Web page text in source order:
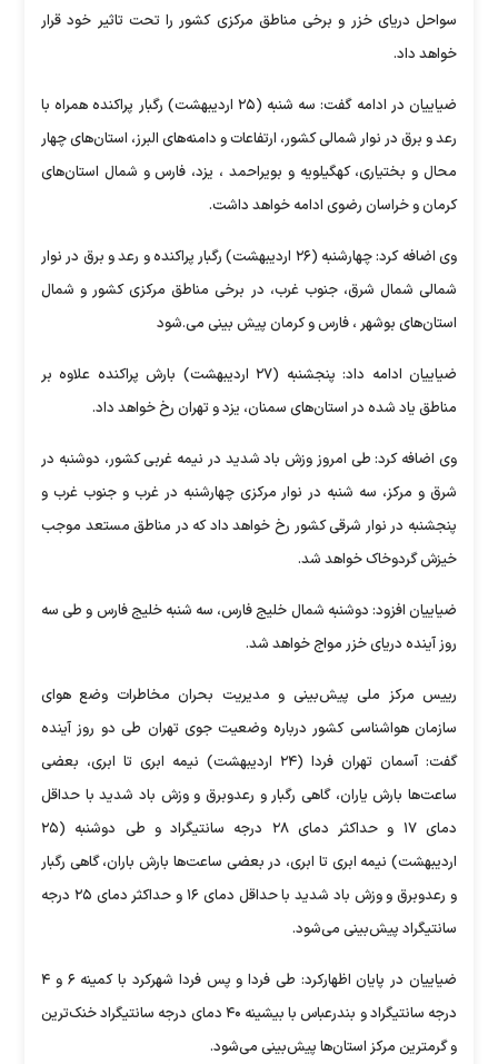
سواحل دریای خزر و برخی مناطق مرکزی کشور را تحت تاثیر خود قرار
خواهد داد.
ضیاییان در ادامه گفت: سه شنبه (۲۵ اردیبهشت) رگبار پراکنده همراه با
رعد و برق در نوار شمالی کشور، ارتفاعات و دامنه‌های البرز، استان‌های چهار
محال و بختیاری، کهگیلویه و بویراحمد ، یزد، فارس و شمال استان‌های
کرمان و خراسان رضوی ادامه خواهد داشت.
وی اضافه کرد: چهارشنبه (۲۶ اردیبهشت) رگبار پراکنده و رعد و برق در نوار
شمالی شمال شرق، جنوب غرب، در برخی مناطق مرکزی کشور و شمال
استان‌های بوشهر ، فارس و کرمان پیش بینی می.شود
ضیاییان ادامه داد: پنجشنبه (۲۷ اردیبهشت) بارش پراکنده علاوه بر
مناطق یاد شده در استان‌های سمنان، یزد و تهران رخ خواهد داد.
وی اضافه کرد: طی امروز وزش باد شدید در نیمه غربی کشور، دوشنبه در
شرق و مرکز، سه شنبه در نوار مرکزی چهارشنبه در غرب و جنوب غرب و
پنجشنبه در نوار شرقی کشور رخ خواهد داد که در مناطق مستعد موجب
خیزش گردوخاک خواهد شد.
ضیاییان افزود: دوشنبه شمال خلیج فارس، سه شنبه خلیج فارس و طی سه
روز آینده دریای خزر مواج خواهد شد.
رییس مرکز ملی پیش‌بینی و مدیریت بحران مخاطرات وضع هوای
سازمان هواشناسی کشور درباره وضعیت جوی تهران طی دو روز آینده
گفت: آسمان تهران فردا (۲۴ اردیبهشت) نیمه ابری تا ابری، بعضی
ساعت‌ها بارش یاران، گاهی رگبار و رعدوبرق و وزش باد شدید با حداقل
دمای ۱۷ و حداکثر دمای ۲۸ درجه سانتیگراد و طی دوشنبه (۲۵
اردیبهشت) نیمه ابری تا ابری، در بعضی ساعت‌ها بارش باران، گاهی رگبار
و رعدوبرق و وزش باد شدید با حداقل دمای ۱۶ و حداکثر دمای ۲۵ درجه
سانتیگراد پیش‌بینی می‌شود.
ضیاییان در پایان اظهارکرد: طی فردا و پس فردا شهرکرد با کمینه ۶ و ۴
درجه سانتیگراد و بندرعباس با بیشینه ۴۰ دمای درجه سانتیگراد خنک‌ترین
و گرمترین مرکز استان‌ها پیش‌بینی می‌شود.